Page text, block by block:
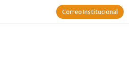
Correo Institucional